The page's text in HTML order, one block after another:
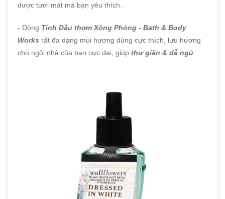
dược tươi mát mà bạn yêu thích.
- Dòng Tinh Dầu thơm Xông Phòng - Bath & Body
Works rất đa dạng mùi hương dùng cực thích, lưu hương
cho ngôi nhà của bạn cực dai, giúp thư giãn & dễ ngủ